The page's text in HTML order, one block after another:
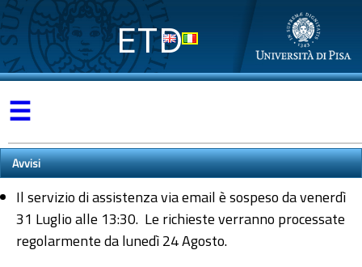
ETD
☰
Avvisi
Il servizio di assistenza via email è sospeso da venerdì
31 Luglio alle 13:30. Le richieste verranno processate
regolarmente da lunedì 24 Agosto.